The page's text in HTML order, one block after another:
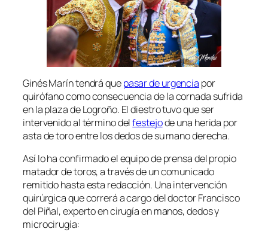
Ginés Marín tendrá quepasar de urgencia por
quirófano como consecuencia de la cornada sufrida
en la plaza de Logroño. El diestro tuvo que ser
intervenido al término delfestejode una herida por
asta de toro entre los dedos de su mano derecha.
Así lo ha confirmado el equipo de prensa del propio
matador de toros, a través de un comunicado
remitido hasta esta redacción. Una intervención
quirúrgica que correrá a cargo del doctor Francisco
del Piñal, experto en cirugía en manos, dedos y
microcirugía: